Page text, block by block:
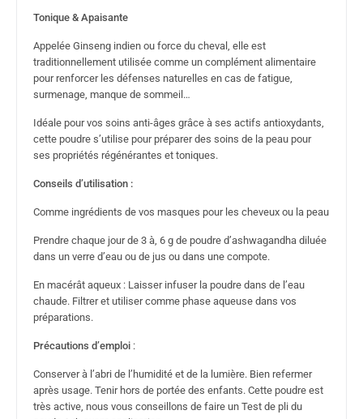
Tonique & Apaisante
Appelée Ginseng indien ou force du cheval, elle est
traditionnellement utilisée comme un complément alimentaire
pour renforcer les défenses naturelles en cas de fatigue,
surmenage, manque de sommeil…
Idéale pour vos soins anti-âges grâce à ses actifs antioxydants,
cette poudre s’utilise pour préparer des soins de la peau pour
ses propriétés régénérantes et toniques.
Conseils d’utilisation :
Comme ingrédients de vos masques pour les cheveux ou la peau
Prendre chaque jour de 3 à, 6 g de poudre d’ashwagandha diluée
dans un verre d’eau ou de jus ou dans une compote.
En macérât aqueux : Laisser infuser la poudre dans de l’eau
chaude. Filtrer et utiliser comme phase aqueuse dans vos
préparations.
Précautions d’emploi :
Conserver à l’abri de l’humidité et de la lumière. Bien refermer
après usage. Tenir hors de portée des enfants. Cette poudre est
très active, nous vous conseillons de faire un Test de pli du